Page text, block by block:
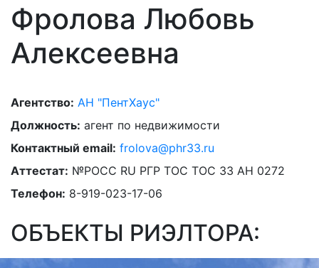
Фролова Любовь
Алексеевна
Агентство: АН "ПентХаус"
Должность: агент по недвижимости
Контактный email: frolova@phr33.ru
Аттестат: №РОСС RU РГР ТОС ТОС 33 АН 0272
Телефон: 8-919-023-17-06
ОБЪЕКТЫ РИЭЛТОРА: